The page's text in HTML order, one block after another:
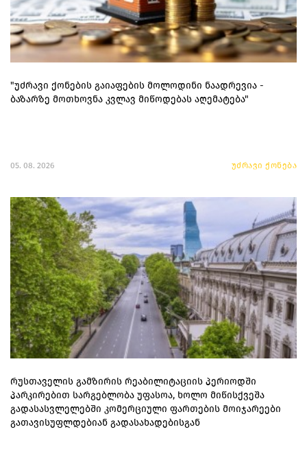
"უძრავი ქონების გაიაფების მოლოდინი ნაადრევია -
ბაზარზე მოთხოვნა კვლავ მიწოდებას აღემატება"
05. 08. 2026 უძრავი ქონება
რუსთაველის გამზირის რეაბილიტაციის პერიოდში
პარკირებით სარგებლობა უფასოა, ხოლო მიწისქვეშა
გადასასვლელებში კომერციული ფართების მოიჯარეები
გათავისუფლდებიან გადასახადებისგან